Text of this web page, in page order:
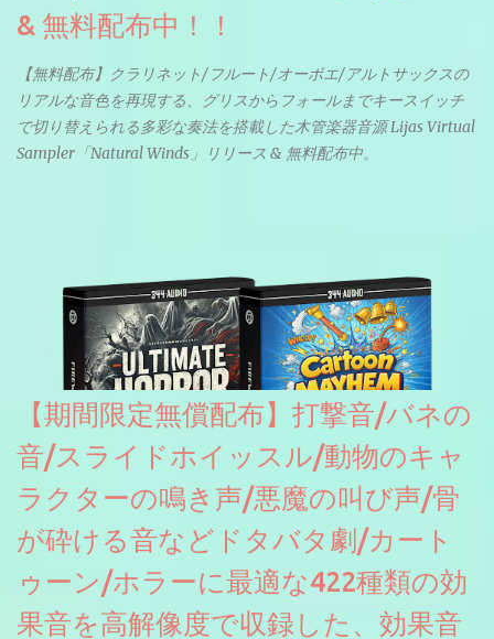
& 無料配布中！！
【無料配布】クラリネット/フルート/オーボエ/アルトサックスの
リアルな音色を再現する、グリスからフォールまでキースイッチ
で切り替えられる多彩な奏法を搭載した木管楽器音源 Lijas Virtual
Sampler「Natural Winds」リリース & 無料配布中。
【期間限定無償配布】打撃音/バネの
音/スライドホイッスル/動物のキャ
ラクターの鳴き声/悪魔の叫び声/骨
が砕ける音などドタバタ劇/カート
ゥーン/ホラーに最適な422種類の効
果音を高解像度で収録した、効果音